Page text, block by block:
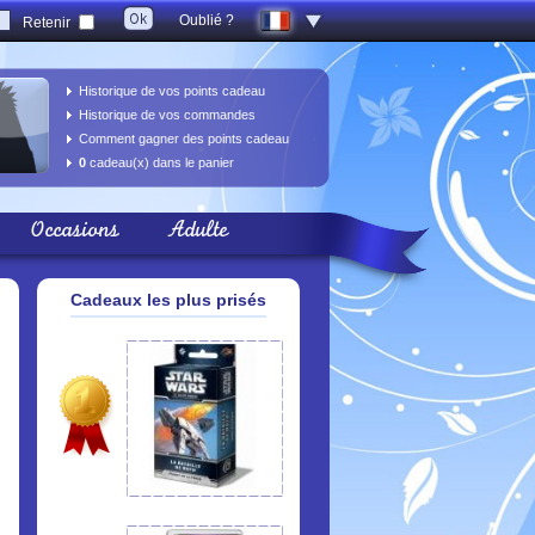
Retenir Oublié ?
Historique de vos points cadeau
Historique de vos commandes
Comment gagner des points cadeau
0 cadeau(x) dans le panier
Occasions Adulte
Cadeaux les plus prisés